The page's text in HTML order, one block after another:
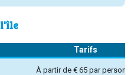
Tarifs
À partir de € 65 par personne